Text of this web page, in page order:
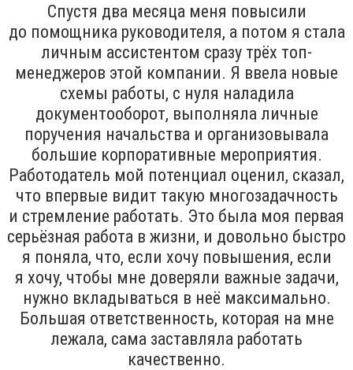
Спустя два месяца меня повысили
до помощника руководителя, а потом я стала
личным ассистентом сразу трёх топ-
менеджеров этой компании. Я ввела новые
схемы работы, с нуля наладила
документооборот, выполняла личные
поручения начальства и организовывала
большие корпоративные мероприятия.
Работодатель мой потенциал оценил, сказал,
что впервые видит такую многозадачность
и стремление работать. Это была моя первая
серьёзная работа в жизни, и довольно быстро
я поняла, что, если хочу повышения, если
я хочу, чтобы мне доверяли важные задачи,
нужно вкладываться в неё максимально.
Большая ответственность, которая на мне
лежала, сама заставляла работать
качественно.